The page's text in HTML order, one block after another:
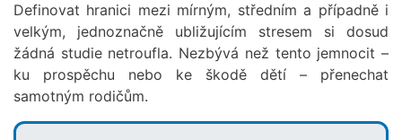
Definovat hranici mezi mírným, středním a případně i
velkým, jednoznačně ubližujícím stresem si dosud
žádná studie netroufla. Nezbývá než tento jemnocit –
ku prospěchu nebo ke škodě dětí – přenechat
samotným rodičům.